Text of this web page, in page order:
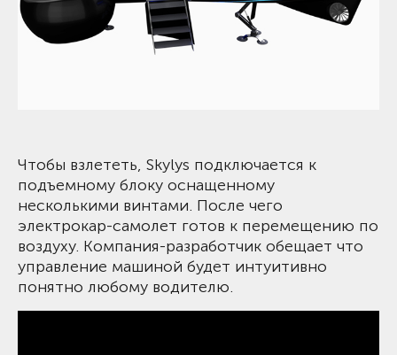
Чтобы взлететь, Skylys подключается к
подъемному блоку оснащенному
несколькими винтами. После чего
электрокар-самолет готов к перемещению по
воздуху. Компания-разработчик обещает что
управление машиной будет интуитивно
понятно любому водителю.